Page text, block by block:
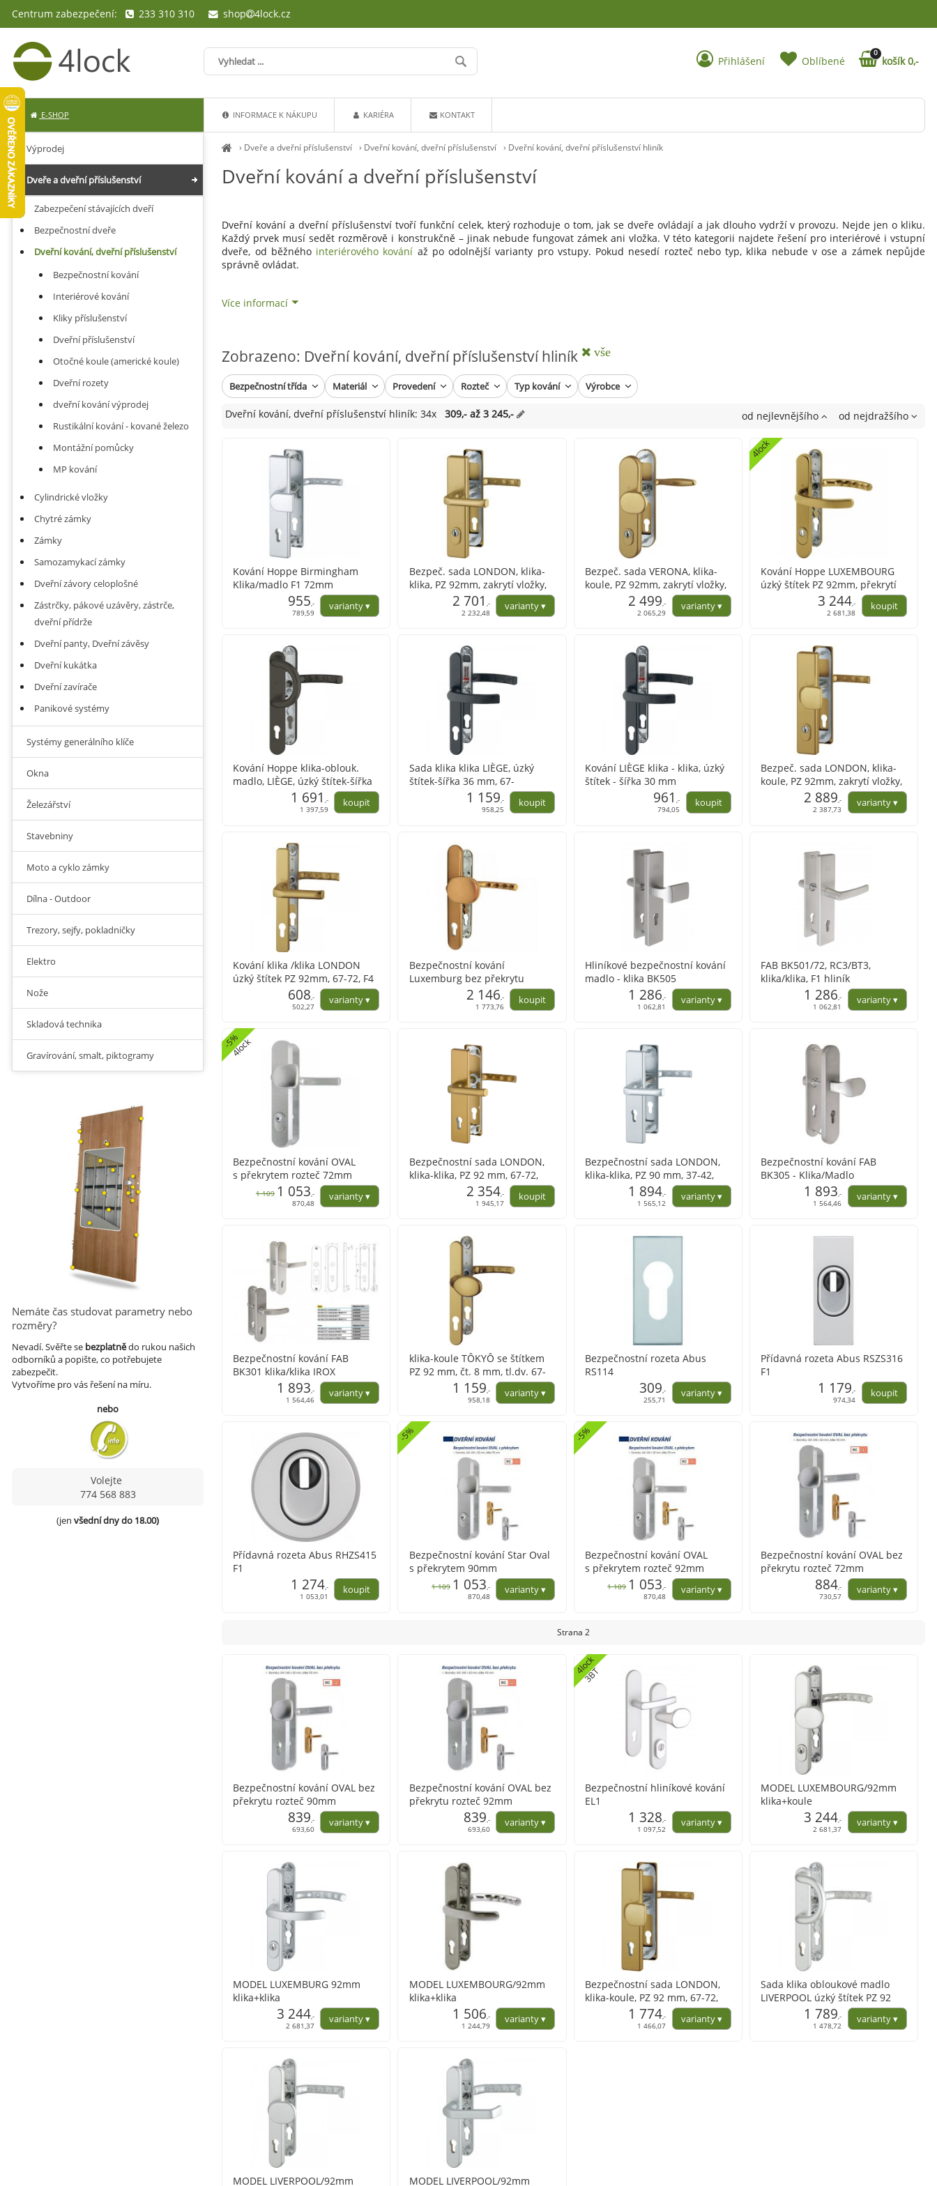
› Dveře a dveřní příslušenství › Dveřní kování, dveřní příslušenství › Dveřní kování, dveřní příslušenství hliník
Dveřní kování a dveřní příslušenství
Dveřní kování a dveřní příslušenství tvoří funkční celek, který rozhoduje o tom, jak se dveře ovládají a jak dlouho vydrží v provozu. Nejde jen o kliku.
Každý prvek musí sedět rozměrově i konstrukčně – jinak nebude fungovat zámek ani vložka. V této kategorii najdete řešení pro interiérové i vstupní
dveře, od běžného interiérového kování až po odolnější varianty pro vstupy. Pokud nesedí rozteč nebo typ, klika nebude v ose a zámek nepůjde
správně ovládat.
Více informací
Zobrazeno: Dveřní kování, dveřní příslušenství hliník vše
Bezpečnostní třída Materiál Provedení Rozteč Typ kování Výrobce
od nejlevnějšího od nejdražšího
Dveřní kování, dveřní příslušenství hliník: 34x 309,- až 3 245,-
Kování Hoppe Birmingham
Klika/madlo F1 72mm
955,-
789,59
Bezpeč. sada LONDON, klika-
klika, PZ 92mm, zakrytí vložky,
67-77, různé barvy ve
2 701,-
2 232,48
Bezpeč. sada VERONA, klika-
koule, PZ 92mm, zakrytí vložky,
různé barvy ve variantách, 67-
2 499,-
2 065,29
Kování Hoppe LUXEMBOURG
úzký štítek PZ 92mm, překrytí
vložky, F4 bronz klika+klika
4lock
3 244,-
2 681,38
Kování Hoppe klika-oblouk.
madlo, LIÈGE, úzký štítek-šířka
36 mm - dostupé do 90 dní
1 691 ,-
1 397,59
Sada klika klika LIÈGE, úzký
štítek-šířka 36 mm, 67-
1 159,-
958,25
Kování LIÈGE klika - klika, úzký
štítek - šířka 30 mm
961,-
794,05
Bezpeč. sada LONDON, klika-
koule, PZ 92mm, zakrytí vložky,
67-77mm, různé barvy ve
2 889,-
2 387,73
Kování klika /klika LONDON
úzký štítek PZ 92mm, 67-72, F4
608 ,-
502,27
Bezpečnostní kování
Luxemburg bez překrytu
2 146,-
1 773,76
Hliníkové bezpečnostní kování
madlo - klika BK505
1 286,-
1 062,81
FAB BK501/72, RC3/BT3,
klika/klika, F1 hliník
1 286,-
1 062,81
Bezpečnostní kování OVAL
s překrytem rozteč 72mm
-5
%
4
l
o
ck
1 109 1 053,-
870,48
Bezpečnostní sada LONDON,
klika-klika, PZ 92 mm, 67-72,
hliník F4 bronz2 354,-
1 945,17
Bezpečnostní sada LONDON,
klika-klika, PZ 90 mm, 37-42,
hliník F1 stříbrná a F4 elox
1 894,-
1 565,12
Bezpečnostní kování FAB
BK305 - Klika/Madlo
1 893,-
1 564,46
Bezpečnostní kování FAB
BK301 klika/klika IROX
1 893,-
1 564,46
klika-koule TÔKYÔ se štítkem
PZ 92 mm, čt. 8 mm, tl.dv. 67-
72 mm,F9016 bílá
1 159,-
958,18
Bezpečnostní rozeta Abus
RS114
309,-
255,71
Přídavná rozeta Abus RSZS316
F1
1 179,-
974,34
Přídavná rozeta Abus RHZS415
F1
1 274,-
1 053,01
Bezpečnostní kování Star Oval
s překrytem 90mm
-5%
1 109 1 053,-
870,48
Bezpečnostní kování OVAL
s překrytem rozteč 92mm
-5%
1 109 1 053,-
870,48
Bezpečnostní kování OVAL bez
překrytu rozteč 72mm
884,-
730,57
Strana 2
Bezpečnostní kování OVAL bez
překrytu rozteč 90mm
839 ,-
693,60
Bezpečnostní kování OVAL bez
překrytu rozteč 92mm
839,-
693,60
Bezpečnostní hliníkové kování
EL1
4
l
o
c
k
3
B
T
1 328,-
1 097,52
MODEL LUXEMBOURG/92mm
klika+koule
3 244,-
2 681,37
MODEL LUXEMBURG 92mm
klika+klika
3 244,-
2 681,37
MODEL LUXEMBOURG/92mm
klika+klika
1 506,-
1 244,79
Bezpečnostní sada LONDON,
klika-koule, PZ 92 mm, 67-72,
hliník F4 bronz a F1 stříbrný
1 774,-
1 466,07
Sada klika obloukové madlo
LIVERPOOL úzký štítek PZ 92
mm F1 přírodní mat elox
Upozornění: bez příslušenství,
1 789,-
1 478,72
MODEL LIVERPOOL/92mm MODEL LIVERPOOL/92mm
Výprodej
Dveře a dveřní příslušenství
Zabezpečení stávajících dveří
Bezpečnostní dveře
Dveřní kování, dveřní příslušenství
Bezpečnostní kování
Interiérové kování
Kliky příslušenství
Dveřní příslušenství
Otočné koule (americké koule)
Dveřní rozety
dveřní kování výprodej
Rustikální kování - kované železo
Montážní pomůcky
MP kování
Cylindrické vložky
Chytré zámky
Zámky
Samozamykací zámky
Dveřní závory celoplošné
Zástrčky, pákové uzávěry, zástrče,
dveřní přídrže
Dveřní panty, Dveřní závěsy
Dveřní kukátka
Dveřní zavírače
Panikové systémy
Systémy generálního klíče
Okna
Železářství
Stavebniny
Moto a cyklo zámky
Dílna - Outdoor
Trezory, sejfy, pokladničky
Elektro
Nože
Skladová technika
Gravírování, smalt, piktogramy
Nemáte čas studovat parametry nebo
rozměry?
Nevadí.Svěřte se bezplatnědo rukou našich
odborníků a popište, co potřebujete
zabezpečit.
Vytvoříme pro vás řešení na míru.
nebo
Volejte
774 568 883
(jen všední dny do 18.00)
E-SHOP INFORMACE K NÁKUPU KARIÉRA KONTAKT
Přihlášení Oblíbené
0
košík 0,-
Centrum zabezpečení: 233 310 310 shop 4lock.cz